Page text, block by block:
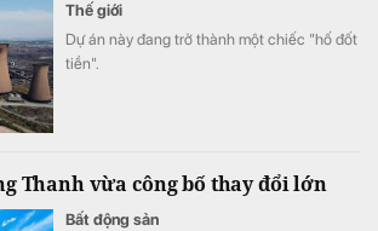
Thế giới
Dự án này đang trở thành một chiếc "hố đốt
tiền".
Thanh vừa công bố thay đổi lớn
Bất động sản